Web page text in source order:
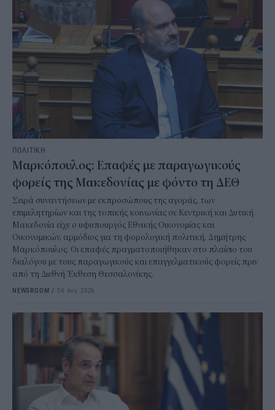
ΠΟΛΙΤΙΚΗ
Μαρκόπουλος: Επαφές με παραγωγικούς
φορείς της Μακεδονίας με φόντο τη ΔΕΘ
Σειρά συναντήσεων με εκπροσώπους της αγοράς, των
επιμελητηρίων και της τοπικής κοινωνίας σε Κεντρική και Δυτική
Μακεδονία είχε ο υφυπουργός Εθνικής Οικονομίας και
Οικονομικών, αρμόδιος για τη φορολογική πολιτική, Δημήτρης
Μαρκόπουλος. Οι επαφές πραγματοποιήθηκαν στο πλαίσιο του
διαλόγου με τους παραγωγικούς και επαγγελματικούς φορείς πριν
από τη Διεθνή Έκθεση Θεσσαλονίκης.
NEWSROOM / 04 Αυγ 2026